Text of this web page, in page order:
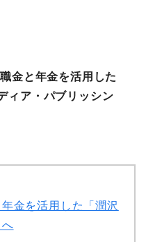
金と年金を活用した
ィア・パブリッシン
金を活用した「潤沢